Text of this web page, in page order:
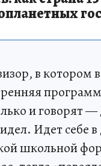
в котором
и говорят
Идет себе
школьной